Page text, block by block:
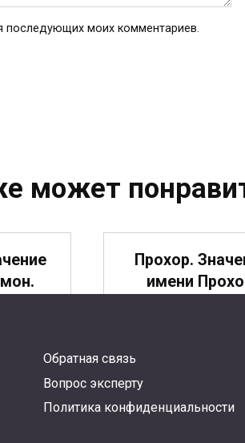
последующих моих комментариев.
может
Прохор.
имени
Обратная связь
Вопрос эксперту
Политика конфиденциальности